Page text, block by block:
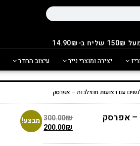
14.90₪
יצירה ומוצרי נייר עיצוב החדר
עם רצועות מוצלבות – אפרסק
– אפרסק 300.00₪
200.00₪
מבצע!